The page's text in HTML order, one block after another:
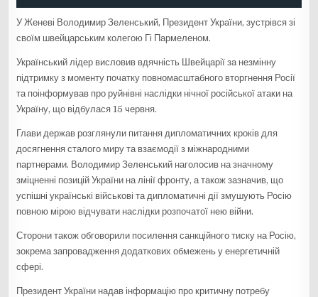
У Женеві Володимир Зеленський, Президент України, зустрівся зі
своїм швейцарським колегою Гі Пармеленом.
Український лідер висловив вдячність Швейцарії за незмінну
підтримку з моменту початку повномасштабного вторгнення Росії
та поінформував про руйнівні наслідки нічної російської атаки на
Україну, що відбулася 15 червня.
Глави держав розглянули питання дипломатичних кроків для
досягнення сталого миру та взаємодії з міжнародними
партнерами. Володимир Зеленський наголосив на значному
зміцненні позицій України на лінії фронту, а також зазначив, що
успішні українські військові та дипломатичні дії змушують Росію
повною мірою відчувати наслідки розпочатої нею війни.
Сторони також обговорили посилення санкційного тиску на Росію,
зокрема запровадження додаткових обмежень у енергетичній
сфері.
Президент України надав інформацію про критичну потребу